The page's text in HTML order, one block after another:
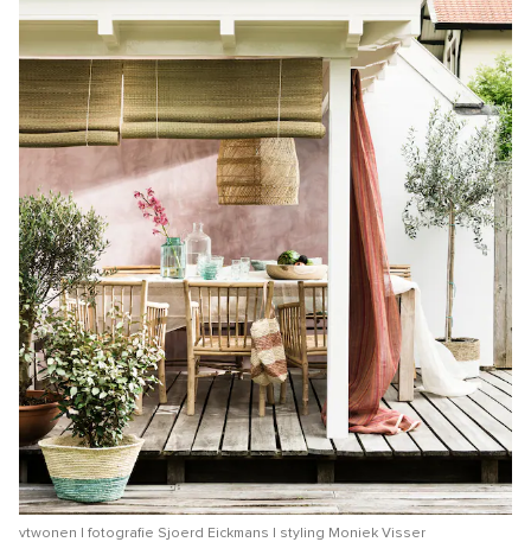
vtwonen | fotografie Sjoerd Eickmans | styling Moniek Visser